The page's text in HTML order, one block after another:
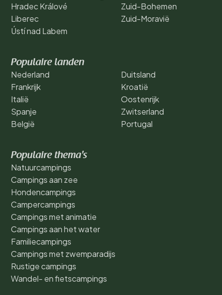
Hradec Králové
Liberec
Ústí nad Labem
Zuid-Bohemen
Zuid-Moravië
Populaire landen
Nederland
Frankrijk
Italië
Spanje
België
Duitsland
Kroatië
Oostenrijk
Zwitserland
Portugal
Populaire thema's
Natuurcampings
Campings aan zee
Hondencampings
Campercampings
Campings met animatie
Campings aan het water
Familiecampings
Campings met zwemparadijs
Rustige campings
Wandel- en fietscampings